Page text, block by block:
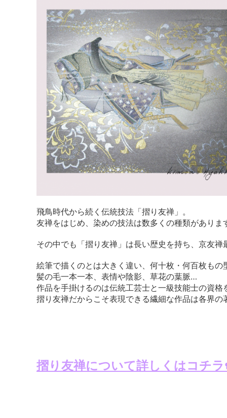
飛鳥時代から続く伝統技法「摺り友禅」。
友禅をはじめ、染めの技法は数多くの種類がありま
その中でも「摺り友禅」は長い歴史を持ち、京友禅
絵筆で描くのとは大きく違い、何十枚・何百枚もの
髪の毛一本一本、表情や陰影、草花の葉脈…
作品を手掛けるのは伝統工芸士と一級技能士の資格
摺り友禅だからこそ表現できる繊細な作品は各界の
摺り友禅について詳しくはコチ